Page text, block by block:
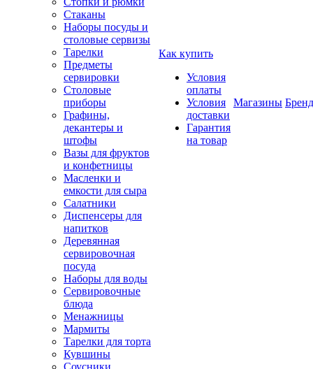
Стаканы
Наборы посуды и
столовые сервизы
Тарелки
Предметы
сервировки
Столовые
приборы
Графины,
декантеры и
штофы
Вазы для фруктов
и конфетницы
Масленки и
емкости для сыра
Салатники
Диспенсеры для
напитков
Деревянная
сервировочная
посуда
Наборы для воды
Сервировочные
блюда
Менажницы
Мармиты
Тарелки для торта
Кувшины
Соусники
Как купить
Условия
оплаты
Условия
доставки
Гарантия
на товар
Магазины